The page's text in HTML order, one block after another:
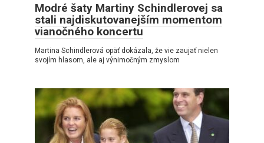
Modré šaty Martiny Schindlerovej sa
stali najdiskutovanejším momentom
vianočného koncertu
Martina Schindlerová opäť dokázala, že vie zaujať nielen
svojím hlasom, ale aj výnimočným zmyslom